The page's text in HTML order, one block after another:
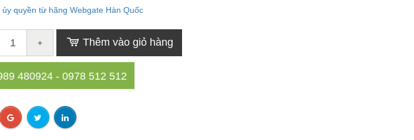
quyền từ hãng Webgate Hàn Quốc
+ Thêm vào giỏ hàng
480924 - 0978 512 512